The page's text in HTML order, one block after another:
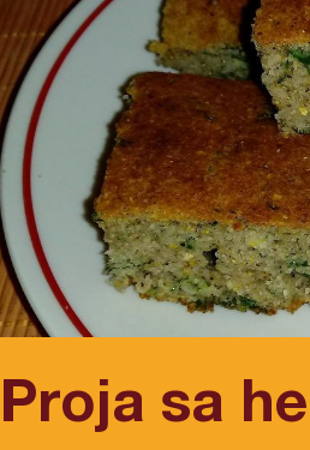
Proja sa